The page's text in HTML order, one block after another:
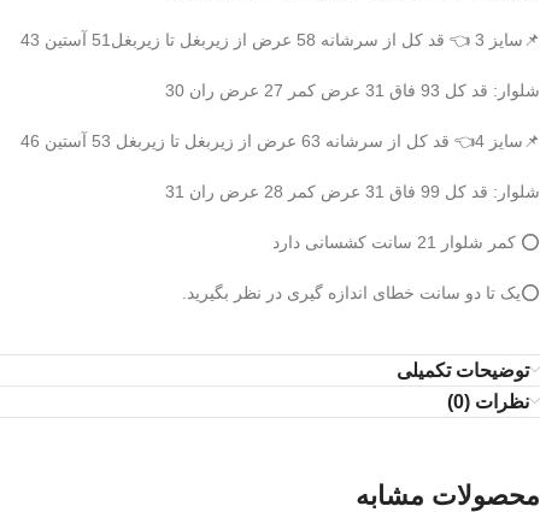
📌سایز 3 👈 قد کل از سرشانه 58 عرض از زیربغل تا زیربغل51 آستین 43
شلوار: قد کل 93 فاق 31 عرض کمر 27 عرض ران 30
📌سایز 4👈 قد کل از سرشانه 63 عرض از زیربغل تا زیربغل 53 آستین 46
شلوار: قد کل 99 فاق 31 عرض کمر 28 عرض ران 31
⭕️ کمر شلوار 21 سانت کشسانی دارد
⭕️یک تا دو سانت خطای اندازه گیری در نظر بگیرید.
توضیحات تکمیلی
نظرات (0)
محصولات مشابه